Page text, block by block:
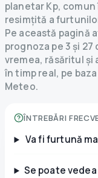
planetar Kp,
resimțită a
Pe această pagină
prognoza pe 3 și
vremea, răsăritul și
în timp real, pe
Meteo.
ÎNTREBĂRI
Va fi furtună
Se poate